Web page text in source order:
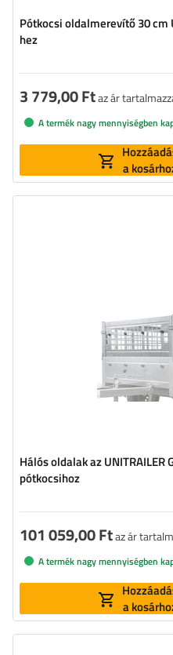
Pótkocsi oldalmerevítő 30 cm
hez
3 779,00 Ftaz ár
A termék nagy mennyiségben
a
Hálós oldalak az UNITRAILER
pótkocsihoz
101 059,00 Ftaz ár
A termék nagy mennyiségben
a